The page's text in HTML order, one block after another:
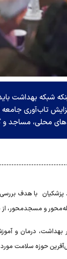
شبکه بهداشت
تاب‌آوری جامعه
محلی،
با هدف بررسی
و مسجدمحور، از
بهداشت، درمان و
حوزه سلامت مورد